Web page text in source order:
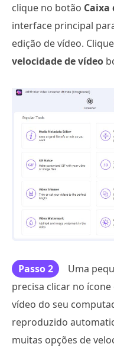
clique no botão Caixa
interface principal
edição de vídeo.
velocidade de vídeo
Passo 2
Uma
precisa clicar no
vídeo do seu
reproduzido
muitas opções de